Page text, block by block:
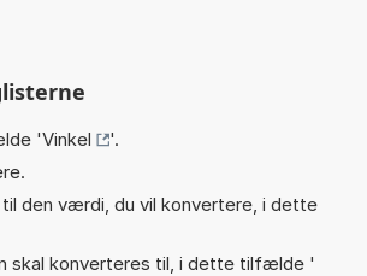
'Vinkel
'.
den værdi, du vil konvertere, i dette
skal konverteres til, i dette tilfælde '